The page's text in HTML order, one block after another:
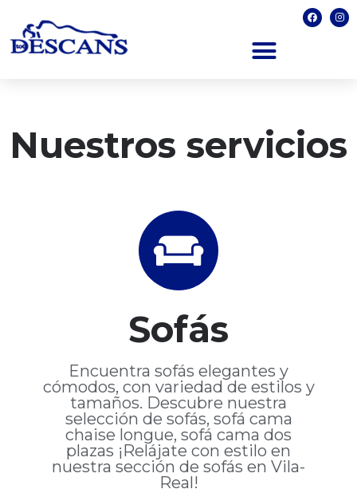
Nuestros servicios
Sofás
Encuentra sofás elegantes y
cómodos, con variedad de estilos y
tamaños. Descubre nuestra
selección de sofás, sofá cama
chaise longue, sofá cama dos
plazas ¡Relájate con estilo en
nuestra sección de sofás en Vila-
Real!